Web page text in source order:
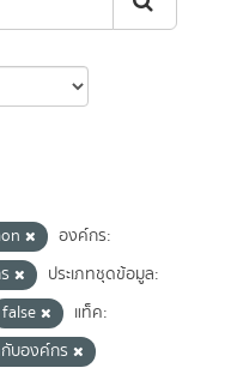
องค์กร:
ประเภทชุดข้อมูล:
false
แท็ค:
บองค์กร